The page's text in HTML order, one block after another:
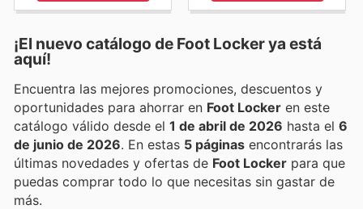
¡El nuevo catálogo de Foot Lockerya está
aquí!
Encuentra las mejores promociones, descuentos y
oportunidades para ahorrar en Foot Locker en este
catálogo válido desde el 1 de abril de 2026 hasta el 6
de junio de 2026 . En estas 5 páginas encontrarás las
últimas novedades y ofertas de Foot Locker para que
puedas comprar todo lo que necesitas sin gastar de
más.